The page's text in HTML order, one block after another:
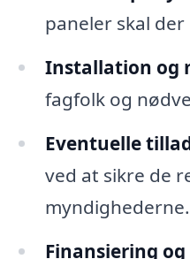
paneler skal der
Installation og
fagfolk og
Eventuelle
ved at sikre de
myndighederne.
Finansiering